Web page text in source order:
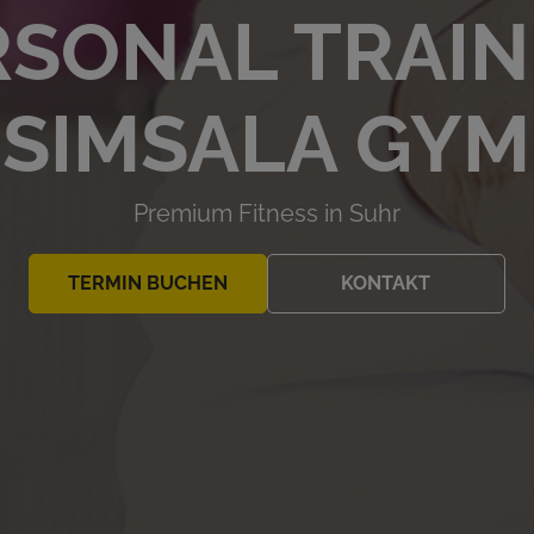
SIMSALA GYM
Premium Fitness in Suhr
TERMIN BUCHEN KONTAKT